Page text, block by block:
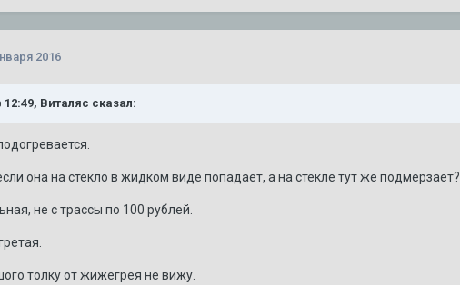
2016
12:49, Виталяс сказал:
она на стекло в жидком виде попадает, а на стекле тут же подмерзает?
не с трассы по 100 рублей.
толку от жижегрея не вижу.